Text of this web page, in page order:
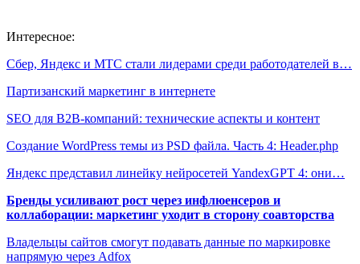
Интересное:
Сбер, Яндекс и МТС стали лидерами среди работодателей в…
Партизанский маркетинг в интернете
SEO для B2B-компаний: технические аспекты и контент
Создание WordPress темы из PSD файла. Часть 4: Header.php
Яндекс представил линейку нейросетей YandexGPT 4: они…
Бренды усиливают рост через инфлюенсеров и
коллаборации: маркетинг уходит в сторону соавторства
Владельцы сайтов смогут подавать данные по маркировке
напрямую через Adfox